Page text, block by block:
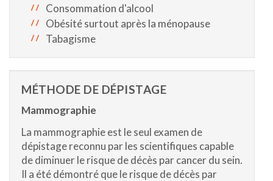
Consommation d'alcool
Obésité surtout après la ménopause
Tabagisme
MÉTHODE DE DÉPISTAGE
Mammographie
La mammographie est le seul examen de
dépistage reconnu par les scientifiques capable
de diminuer le risque de décès par cancer du sein.
Il a été démontré que le risque de décès par